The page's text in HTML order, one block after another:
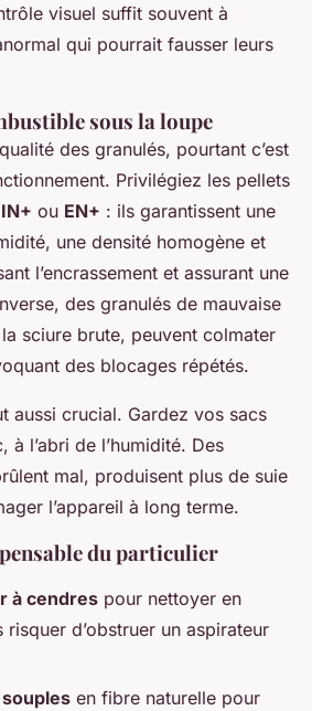
visuel suffit souvent à
qui pourrait fausser leurs
sous la loupe
des granulés, pourtant c’est
Privilégiez les pellets
ou EN+ : ils garantissent une
une densité homogène et
l’encrassement et assurant une
des granulés de mauvaise
sciure brute, peuvent colmater
des blocages répétés.
aussi crucial. Gardez vos sacs
à l’abri de l’humidité. Des
mal, produisent plus de suie
l’appareil à long terme.
du particulier
à cendres pour nettoyer en
d’obstruer un aspirateur
en fibre naturelle pour